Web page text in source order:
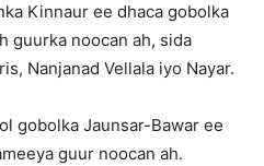
Kinnaur ee dhaca gobolka
guurka noocan ah, sida
Nanjanad Vellala iyo Nayar.
gobolka Jaunsar-Bawar ee
guur noocan ah.